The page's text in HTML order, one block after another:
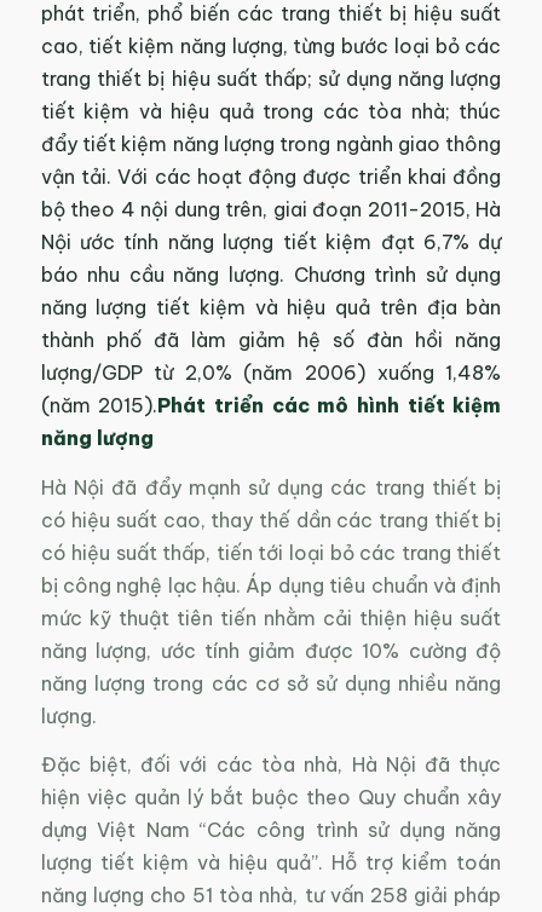
phát triển, phổ biến các trang thiết bị hiệu suất
cao, tiết kiệm năng lượng, từng bước loại bỏ các
trang thiết bị hiệu suất thấp; sử dụng năng lượng
tiết kiệm và hiệu quả trong các tòa nhà; thúc
đẩy tiết kiệm năng lượng trong ngành giao thông
vận tải. Với các hoạt động được triển khai đồng
bộ theo 4 nội dung trên, giai đoạn 2011-2015, Hà
Nội ước tính năng lượng tiết kiệm đạt 6,7% dự
báo nhu cầu năng lượng. Chương trình sử dụng
năng lượng tiết kiệm và hiệu quả trên địa bàn
thành phố đã làm giảm hệ số đàn hồi năng
lượng/GDP từ 2,0% (năm 2006) xuống 1,48%
(năm 2015).Phát triển các mô hình tiết kiệm
năng lượng
Hà Nội đã đẩy mạnh sử dụng các trang thiết bị
có hiệu suất cao, thay thế dần các trang thiết bị
có hiệu suất thấp, tiến tới loại bỏ các trang thiết
bị công nghệ lạc hậu. Áp dụng tiêu chuẩn và định
mức kỹ thuật tiên tiến nhằm cải thiện hiệu suất
năng lượng, ước tính giảm được 10% cường độ
năng lượng trong các cơ sở sử dụng nhiều năng
lượng.
Đặc biệt, đối với các tòa nhà, Hà Nội đã thực
hiện việc quản lý bắt buộc theo Quy chuẩn xây
dựng Việt Nam “Các công trình sử dụng năng
lượng tiết kiệm và hiệu quả”. Hỗ trợ kiểm toán
năng lượng cho 51 tòa nhà, tư vấn 258 giải pháp